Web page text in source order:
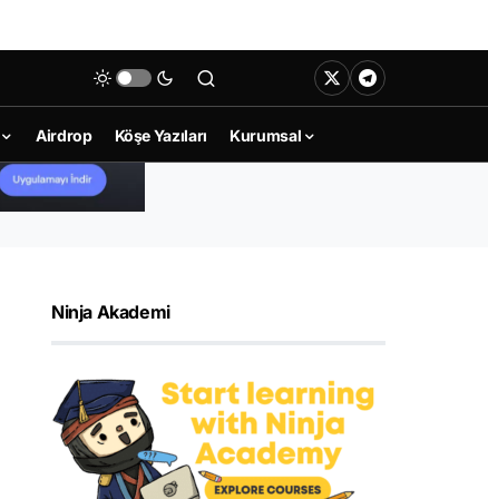
Airdrop Köşe Yazıları Kurumsal
Ninja Akademi